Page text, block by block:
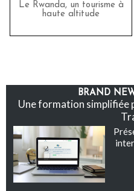
Le Rwanda, un tourisme à
haute altitude
BRAND
Une formation simplifiée